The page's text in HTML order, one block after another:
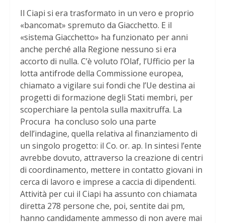
Il Ciapi si era trasformato in un vero e proprio
«bancomat» spremuto da Giacchetto. E il
«sistema Giacchetto» ha funzionato per anni
anche perché alla Regione nessuno si era
accorto di nulla. C’è voluto l’Olaf, l’Ufficio per la
lotta antifrode della Commissione europea,
chiamato a vigilare sui fondi che l’Ue destina ai
progetti di formazione degli Stati membri, per
scoperchiare la pentola sulla maxitruffa. La
Procura ha concluso solo una parte
dell’indagine, quella relativa al finanziamento di
un singolo progetto: il Co. or. ap. In sintesi l’ente
avrebbe dovuto, attraverso la creazione di centri
di coordinamento, mettere in contatto giovani in
cerca di lavoro e imprese a caccia di dipendenti.
Attività per cui il Ciapi ha assunto con chiamata
diretta 278 persone che, poi, sentite dai pm,
hanno candidamente ammesso di non avere mai